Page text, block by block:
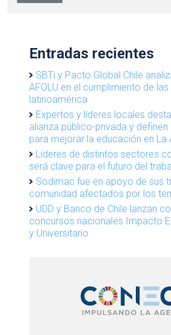
Entradas recientes
SBTi y Pacto Global Chile
AFOLU en el cumplimiento de
latinoamérica
Expertos y líderes locales
alianza público-privada y
para mejorar la educación en La
Líderes de distintos sectores
será clave para el futuro del
Sodimac fue en apoyo de sus
comunidad afectados por los
UDD y Banco de Chile lanzan
concursos nacionales Impacto
y Universitario